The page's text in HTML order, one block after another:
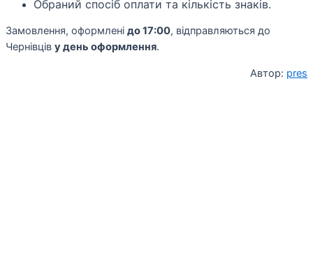
Обраний спосіб оплати та кількість знаків.
Замовлення, оформлені до 17:00, відправляються до
Чернівців у день оформлення.
Автор: pres